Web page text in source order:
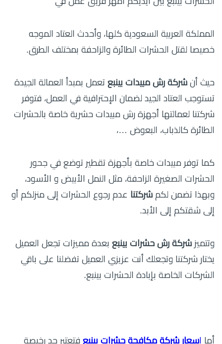
المملكة العربية السعودية كلها، وأحدث العتاد الموجه
خصيصا لقتل الحشرات الطائرة والزاحفة بمختلف الطرق.
حيث أن شركة رش مبيدات بينبع تعمل بمبدأ العمالة الجيدة
تستوجب العتاد الجيد لضمان الإحترافية في العمل، فتوفر
شركتنا لعمالتها أجهزة رش مبيدات حشرية خاصة بالحشرات
الطائرة كالذباب، البعوض …،
كما توفر مبيدات خاصة بأجهزة تقطير توضع في جحور
الحشرات الصغيرة الزاحفة، مثل النمل الأبيض و الأسود،
وبهذا تضمن لكم شركتنا عدم رجوع الحشرات إلى منزلكم أو
إلى شقتكم إلى الأبد.
وتتميز شركة رش حشرات بينبع بعدة مميزات تجعل العميل
يختار شركتنا وتجعلك أنت عزيزي العميل تفضلنا على باقي
الشركات الخاصة بإبادة الحشرات بينبع.
أما سعار شركة مكافحة حشرات بينبع فتعتبر جد رخيصة